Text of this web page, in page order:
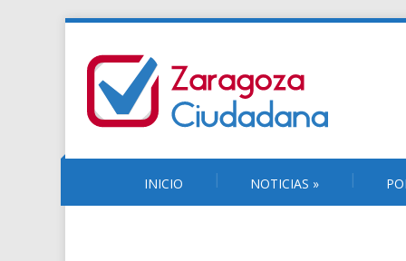
INICIO NOTICIAS »